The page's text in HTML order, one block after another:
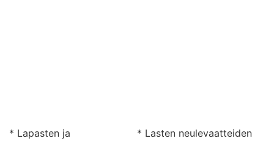
* Lapasten ja
* Lasten neulevaatteiden